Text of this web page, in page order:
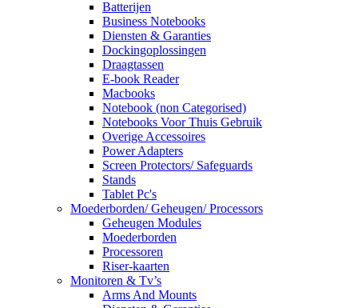
Batterijen
Business Notebooks
Diensten & Garanties
Dockingoplossingen
Draagtassen
E-book Reader
Macbooks
Notebook (non Categorised)
Notebooks Voor Thuis Gebruik
Overige Accessoires
Power Adapters
Screen Protectors/ Safeguards
Stands
Tablet Pc's
Moederborden/ Geheugen/ Processors
Geheugen Modules
Moederborden
Processoren
Riser-kaarten
Monitoren & Tv’s
Arms And Mounts